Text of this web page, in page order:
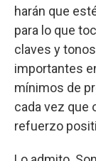
harán que
para lo que
claves y
importantes
mínimos de
cada vez que
refuerzo